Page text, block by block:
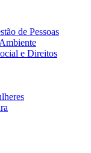
de Pessoas
e Direitos